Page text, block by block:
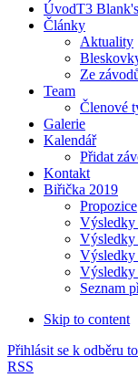
ÚvodT3
Články
Aktuality
Ze
Team
Členové
Galerie
Kalendář
Přidat
Kontakt
Biřička 2019
Propozice
Výsledky
Seznam
Skip to content
Přihlásit se k odběru
RSS